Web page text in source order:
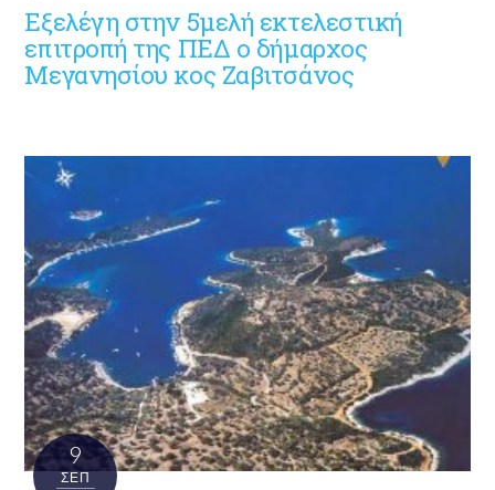
Εξελέγη στην 5μελή εκτελεστική
επιτροπή της ΠΕΔ ο δήμαρχος
Μεγανησίου κος Ζαβιτσάνος
9
ΣΕΠ